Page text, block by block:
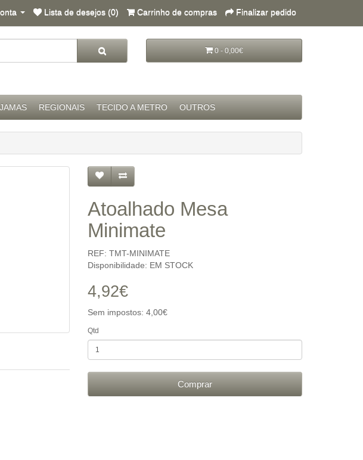
Lista de desejos (0) Carrinho de compras Finalizar pedido
0 - 0,00€
REGIONAIS TECIDO A METRO OUTROS
Atoalhado Mesa
Minimate
REF: TMT-MINIMATE
Disponibilidade: EM STOCK
4,92€
Sem impostos: 4,00€
Qtd
Comprar